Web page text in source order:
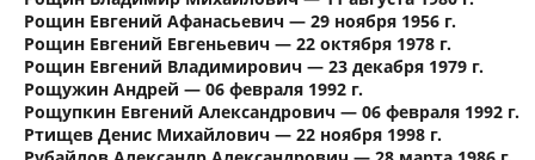
Рощин Евгений Афанасьевич — 29 ноября 1956 г.
Рощин Евгений Евгеньевич — 22 октября 1978 г.
Рощин Евгений Владимирович — 23 декабря 1979 г.
Рощужин Андрей — 06 февраля 1992 г.
Рощупкин Евгений Александрович — 06 февраля 1992 г.
Ртищев Денис Михайлович — 22 ноября 1998 г.